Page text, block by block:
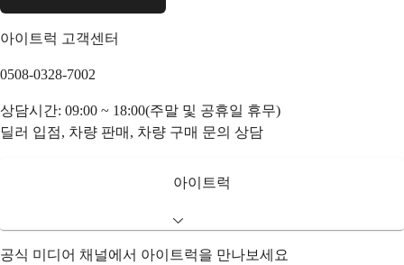
아이트럭 고객센터
0508-0328-7002
상담시간: 09:00 ~ 18:00(주말 및 공휴일 휴무)
딜러 입점, 차량 판매, 차량 구매 문의 상담
아이트럭
공식 미디어 채널에서 아이트럭을 만나보세요